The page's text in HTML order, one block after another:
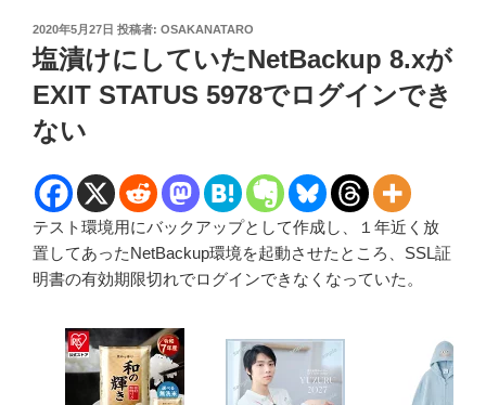
投
稿
日:
2020年5月27日 投稿者: OSAKANATARO
塩漬けにしていたNetBackup 8.xが
EXIT STATUS 5978でログインでき
ない
テスト環境用にバックアップとして作成し、１年近く放
置してあったNetBackup環境を起動させたところ、SSL証
明書の有効期限切れでログインできなくなっていた。